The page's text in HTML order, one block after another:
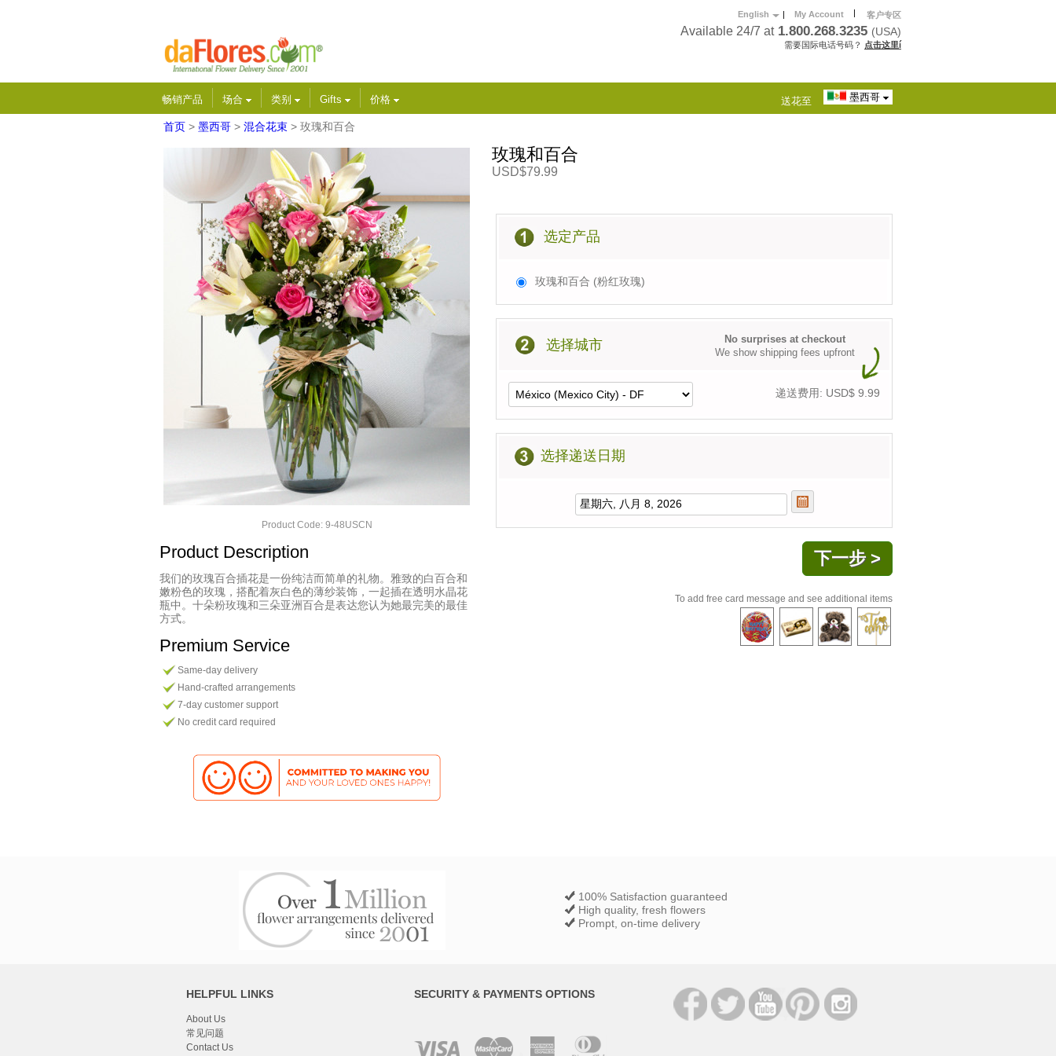
English | My Account | 客户专区
Available 24/7 at 1.800.268.3235 (USA)
需要国际电话号码？ 点击这里í
畅销产品 场合 类别 Gifts 价格 送花至 墨西哥
首页 > 墨西哥 > 混合花束 > 玫瑰和百合
Product Code: 9-48USCN
Product Description
我们的玫瑰百合插花是一份纯洁而简单的礼物。雅致的白百合和
嫩粉色的玫瑰，搭配着灰白色的薄纱装饰，一起插在透明水晶花
瓶中。十朵粉玫瑰和三朵亚洲百合是表达您认为她最完美的最佳
方式。
Premium Service
Same-day delivery
Hand-crafted arrangements
7-day customer support
No credit card required
玫瑰和百合
USD$79.99
选定产品
玫瑰和百合 (粉红玫瑰)
选择城市
No surprises at checkout
We show shipping fees upfront
递送费用: USD$ 9.99
选择递送日期
To add free card message and see additional items
100% Satisfaction guaranteed
High quality, fresh flowers
Prompt, on-time delivery
HELPFUL LINKS
About Us
常见问题
Contact Us
SECURITY & PAYMENTS OPTIONS